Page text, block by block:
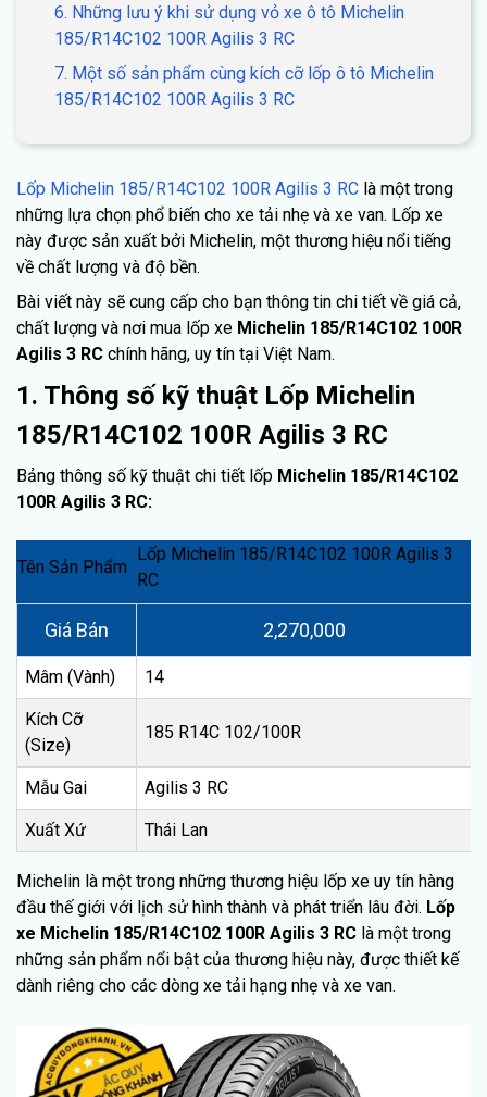
6. Những lưu ý khi sử dụng vỏ xe ô tô Michelin
185/R14C102 100R Agilis 3 RC
7. Một số sản phẩm cùng kích cỡ lốp ô tô Michelin
185/R14C102 100R Agilis 3 RC
Lốp Michelin 185/R14C102 100R Agilis 3 RC là một trong
những lựa chọn phổ biến cho xe tải nhẹ và xe van. Lốp xe
này được sản xuất bởi Michelin, một thương hiệu nổi tiếng
về chất lượng và độ bền.
Bài viết này sẽ cung cấp cho bạn thông tin chi tiết về giá cả,
chất lượng và nơi mua lốp xe Michelin 185/R14C102 100R
Agilis 3 RC chính hãng, uy tín tại Việt Nam.
1. Thông số kỹ thuật Lốp Michelin
185/R14C102 100R Agilis 3 RC
Bảng thông số kỹ thuật chi tiết lốp Michelin 185/R14C102
100R Agilis 3 RC:
Tên Sản Phẩm
Lốp Michelin 185/R14C102 100R Agilis 3
RC
Giá Bán 2,270,000
Mâm (Vành) 14
Kích Cỡ
(Size)
185 R14C 102/100R
Mẫu Gai Agilis 3 RC
Xuất Xứ Thái Lan
Michelin là một trong những thương hiệu lốp xe uy tín hàng
đầu thế giới với lịch sử hình thành và phát triển lâu đời. Lốp
xe Michelin 185/R14C102 100R Agilis 3 RC là một trong
những sản phẩm nổi bật của thương hiệu này, được thiết kế
dành riêng cho các dòng xe tải hạng nhẹ và xe van.